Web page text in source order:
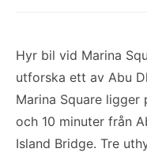
Hyr bil vid Marina
utforska ett av Abu
Marina Square ligger
och 10 minuter från
Island Bridge. Tre